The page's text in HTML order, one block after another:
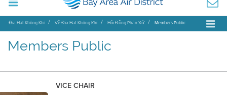
Địa Hạt Không Khí Về Địa Hạt Không Khí Hội Đồng Phân Xử Members Public
Members Public
VICE CHAIR